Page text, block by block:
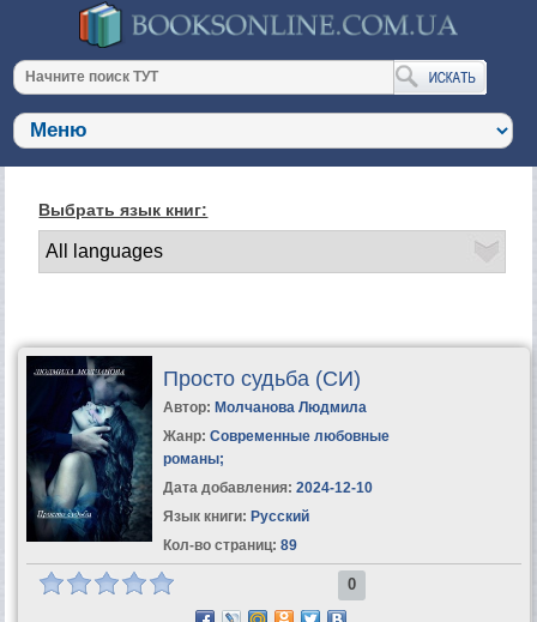
Выбрать язык книг:
Просто судьба (СИ)
Автор: Молчанова Людмила
Жанр: Современные любовные
романы;
Дата добавления: 2024-12-10
Язык книги: Русский
Кол-во страниц: 89
0